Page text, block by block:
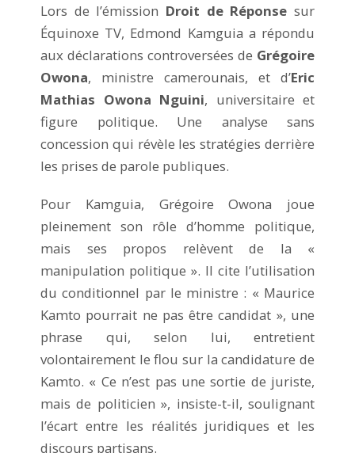
Lors de l’émission Droit de Réponse sur
Équinoxe TV, Edmond Kamguia a répondu
aux déclarations controversées de Grégoire
Owona, ministre camerounais, et d’Eric
Mathias Owona Nguini, universitaire et
figure politique. Une analyse sans
concession qui révèle les stratégies derrière
les prises de parole publiques.
Pour Kamguia, Grégoire Owona joue
pleinement son rôle d’homme politique,
mais ses propos relèvent de la «
manipulation politique ». Il cite l’utilisation
du conditionnel par le ministre : « Maurice
Kamto pourrait ne pas être candidat », une
phrase qui, selon lui, entretient
volontairement le flou sur la candidature de
Kamto. « Ce n’est pas une sortie de juriste,
mais de politicien », insiste-t-il, soulignant
l’écart entre les réalités juridiques et les
discours partisans.